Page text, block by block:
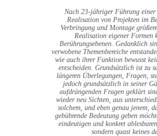
Nach 23-jähriger Führung
Realisation von Projekten im
Verbringung und Montage
Realisation eigener Formen
Berührungsebenen. Gedanklich
verwobene Themenbereiche
wie auch ihrer Funktion bewusst
entscheiden. Grundsätzlich ist zu
längeren Überlegungen, Fragen,
jedoch grundsätzlich in seiner
aufdrängenden Fragen geklärt
wieder neu Sichten, aus
solchem, und eben genau jenem,
gebührende Bedeutung geben
eindeutigen und konkret
sondern quasi keines